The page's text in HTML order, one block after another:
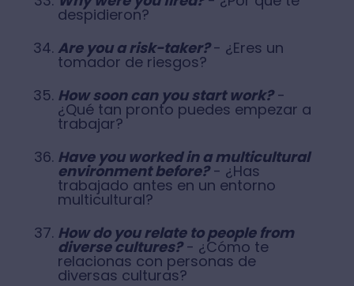
despidieron?
Are you a risk-taker?- ¿Eres un
tomador de riesgos?
How soon can you start work?-
¿Qué tan pronto puedes empezar a
trabajar?
Have you worked in a multicultural
environment before?- ¿Has
trabajado antes en un entorno
multicultural?
How do you relate to people from
diverse cultures?- ¿Cómo te
relacionas con personas de
diversas culturas?